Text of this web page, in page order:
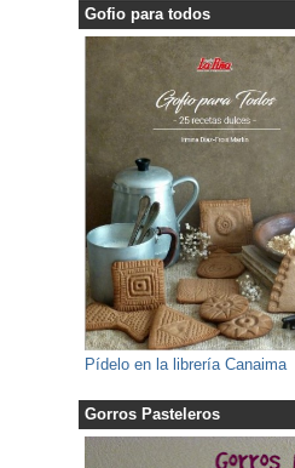
Gofio para todos
Pídelo en la librería Canaima
Gorros Pasteleros